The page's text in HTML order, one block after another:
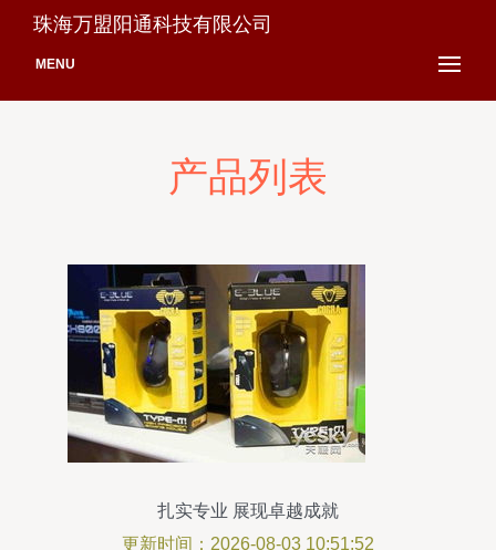
珠海万盟阳通科技有限公司
MENU
产品列表
扎实专业 展现卓越成就
更新时间：2026-08-03 10:51:52